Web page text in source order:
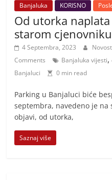
Banjaluka KORISNO
Od utorka
starom
4 Septembra, 2023
Comments
Banjaluka vijesti,
Banjaluci
0 min read
Parking u Banjaluci biće
septembra, navedeno je na
objavi, od utorka,
Saznaj više